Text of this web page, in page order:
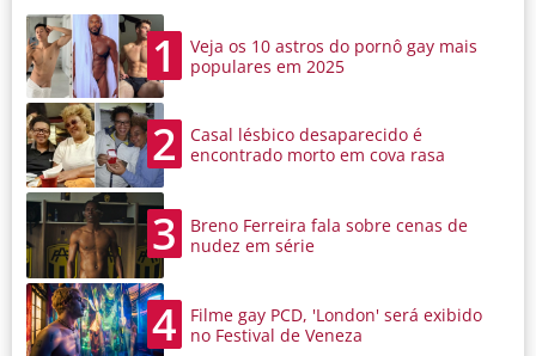
1
Veja os 10 astros do pornô gay mais
populares em 2025
2
Casal lésbico desaparecido é
encontrado morto em cova rasa
3
Breno Ferreira fala sobre cenas de
nudez em série
4
Filme gay PCD, 'London' será exibido
no Festival de Veneza